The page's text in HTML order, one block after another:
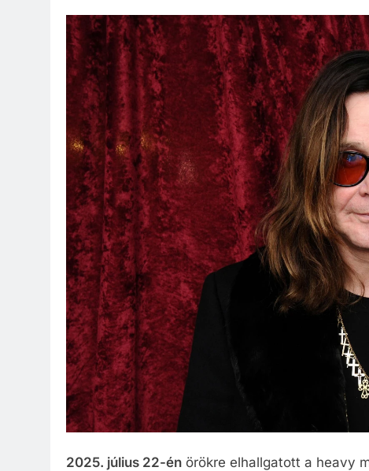
2025. július 22-én örökre elhallgatott a heavy